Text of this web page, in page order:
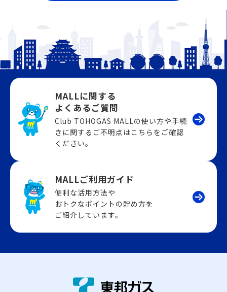
MALLに関する
よくあるご質問
Club TOHOGAS MALLの使い方や手続
きに関するご不明点はこちらをご確認
ください。
MALLご利用ガイド
便利な活用方法や
おトクなポイントの貯め方を
ご紹介しています。